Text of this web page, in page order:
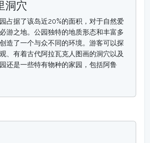
洞穴
占据了该岛近20%的面积，对于自然爱
游之地。公园独特的地质形态和丰富多
造了一个与众不同的环境。游客可以探
、有着古代阿拉瓦克人图画的洞穴以及
还是一些特有物种的家园，包括阿鲁